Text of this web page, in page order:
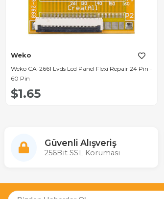
Weko
Weko CA-2661 Lvds Lcd Panel Flexi Repair 24 Pin -
60 Pin
$1.65
Güvenli Alışveriş
256Bit SSL Koruması